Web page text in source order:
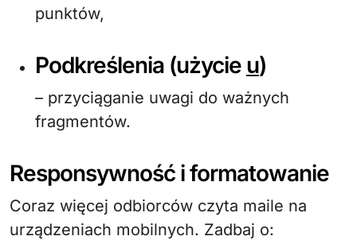
punktów,
Podkreślenia (użycie u)
– przyciąganie uwagi do ważnych
fragmentów.
Responsywność i formatowanie
Coraz więcej odbiorców czyta maile na
urządzeniach mobilnych. Zadbaj o: